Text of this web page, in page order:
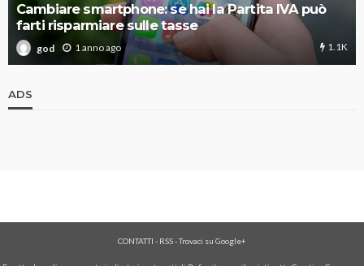
Cambiare smartphone: se hai la Partita IVA può
farti risparmiare sulle tasse
god 1 anno ago 1.1K
ADS
CONTATTI - RSS-Trovaci su Google+